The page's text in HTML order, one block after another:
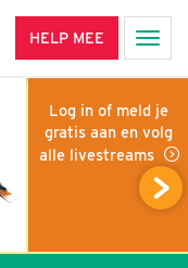
HELP MEE
Log in of meld je
gratis aan en volg
alle livestreams